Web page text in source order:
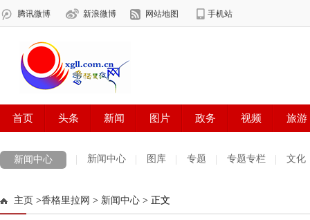
新闻中心 新闻中心 图库 专题 专题专栏 文化
法治迪庆
主页 >香格里拉网 > 新闻中心 > 正文